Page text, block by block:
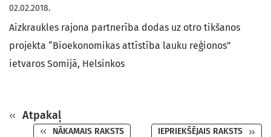
02.02.2018.
Aizkraukles rajona partnerība dodas uz otro tikšanos
projekta “Bioekonomikas attīstība lauku reģionos”
ietvaros Somijā, Helsinkos
Atpakaļ
NĀKAMAIS RAKSTS IEPRIEKŠĒJAIS RAKSTS